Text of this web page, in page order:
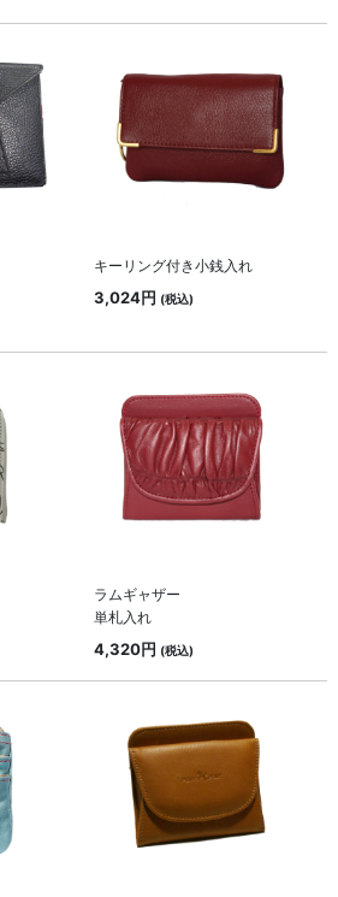
キーリング付き小銭入れ
3,024円 (税込)
ラムギャザー
単札入れ
4,320円 (税込)